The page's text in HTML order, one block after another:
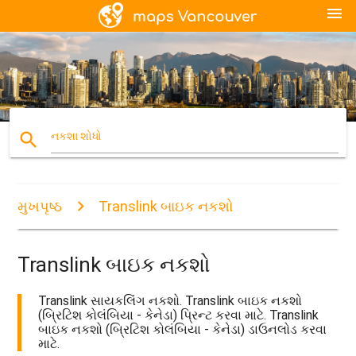
menu
search નકશા શોધો
મુખપૃષ્ઠ Translink બાઇક નકશો
Translink બાઇક નકશો
Translink સાયકલિંગ નકશો. Translink બાઇક નકશો
(બ્રિટિશ કોલંબિયા - કેનેડા) પ્રિન્ટ કરવા માટે. Translink
બાઇક નકશો (બ્રિટિશ કોલંબિયા - કેનેડા) ડાઉનલોડ કરવા
માટે.